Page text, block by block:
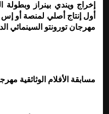
إخراج ويندي بينراز
أول إنتاج أصلي لمنصة أو
مهرجان تورونتو السينمائي
مسابقة الأفلام الوثائقية